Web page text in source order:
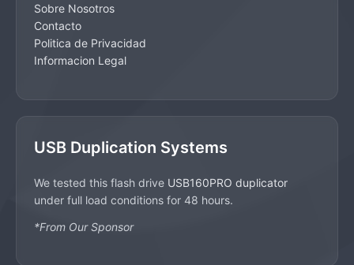
Sobre Nosotros
Contacto
Politica de Privacidad
Informacion Legal
USB Duplication Systems
We tested this flash drive USB160PRO duplicator
under full load conditions for 48 hours.
*From Our Sponsor